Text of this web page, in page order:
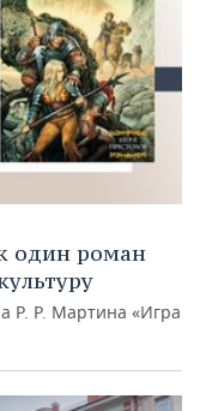
один роман
Р. Р. Мартина «Игра